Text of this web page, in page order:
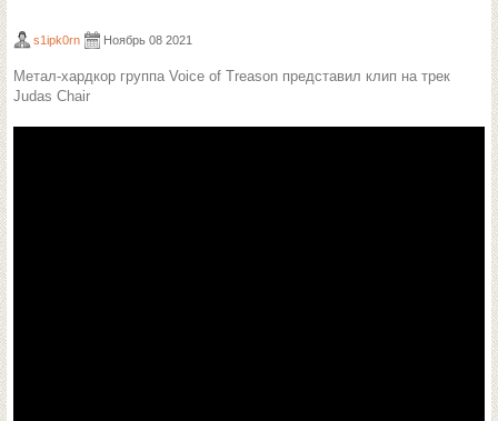
s1ipk0rn Ноябрь 08 2021
Метал-хардкор группа Voice of Treason представил клип на трек
Judas Chair